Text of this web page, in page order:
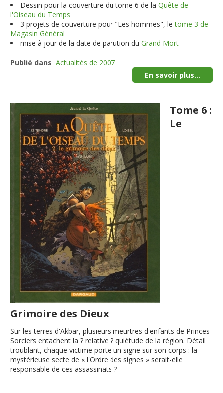
Dessin pour la couverture du tome 6 de la Quête de
l'Oiseau du Temps
3 projets de couverture pour "Les hommes", le tome 3 de
Magasin Général
mise à jour de la date de parution duGrand Mort
Publié dans Actualités de 2007
En savoir plus...
Tome 6 :
Le
Grimoire des Dieux
Sur les terres d'Akbar, plusieurs meurtres d'enfants de Princes
Sorciers entachent la ? relative ? quiétude de la région. Détail
troublant, chaque victime porte un signe sur son corps : la
mystérieuse secte de « l'Ordre des signes » serait-elle
responsable de ces assassinats ?